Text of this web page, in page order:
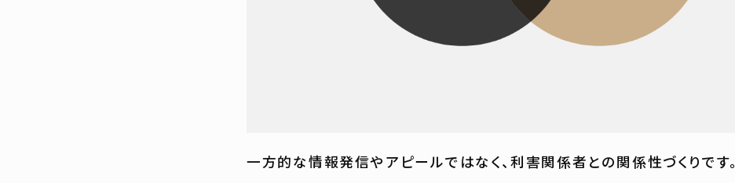
一方的な情報発信やアピールではなく、利害関係者との関係性づくりです。